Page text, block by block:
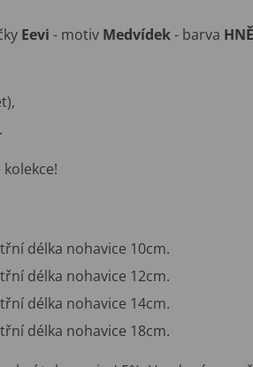
Eevi - motiv Medvídek- barva
délka nohavice 10cm.
délka nohavice 12cm.
délka nohavice 14cm.
délka nohavice 18cm.